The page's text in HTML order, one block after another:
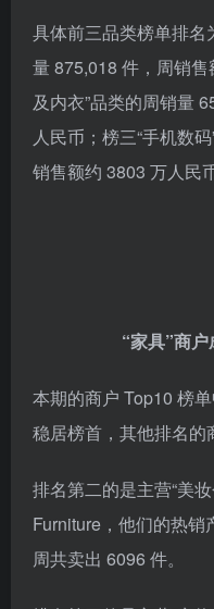
具体前三品类榜单排名
量 875,018 件，周销
及内衣”品类的周销量
人民币；榜三“手机数
销售额约 3803 万人民币
“家具”商
本期的商户 Top10 榜
稳居榜首，其他排名的
排名第二的是主营“美
Furniture，他们的热销
周共卖出 6096 件。